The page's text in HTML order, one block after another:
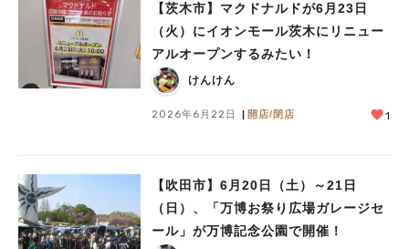
【茨木市】マクドナルドが6月23日
（火）にイオンモール茨木にリニュー
アルオープンするみたい！
けんけん
2026年6月22日 開店/閉店 1
【吹田市】6月20日（土）～21日
（日）、「万博お祭り広場ガレージセ
ール」が万博記念公園で開催！
人気のキーワード
#今週どこいく？#自然とふれあう #ランチ#カフェ #まとめ
#教えたい／教えて投稿記事#大阪学院大 商品開発プロジェクト
#あなたはどっち？